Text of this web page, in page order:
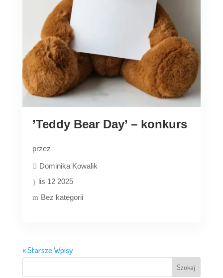
’Teddy Bear Day’ – konkurs
przez
Dominika Kowalik
lis 12 2025
Bez kategorii
« Starsze Wpisy